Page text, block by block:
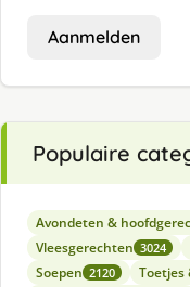
Aanmelden
Populaire
Avondeten &
Vleesgerechten 3024
Soepen 2120 Toetjes